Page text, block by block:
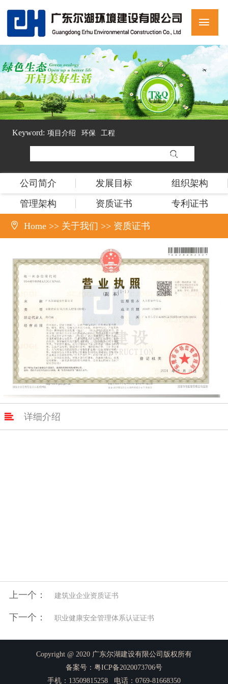
Keyword: 项目介绍 环保 工程
公司简介 发展目标
组织架构
管理架构
资质证书 专利证书
 Home >> 关于我们 >> 资质证书
 详细介绍
上一个： 建筑业企业资质证书
下一个： 职业健康安全管理体系认证证书
Copyright @ 2020 广东尔湖建设有限公司版权所有
备案号： 粤ICP备2020073706号
手机：13509815258 电话：0769-81668350